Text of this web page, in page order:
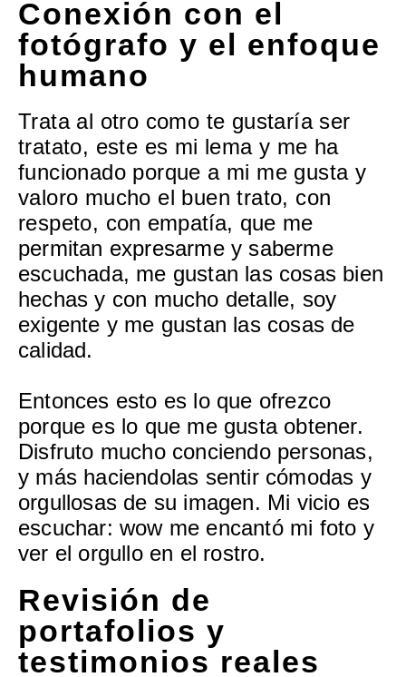
Conexión con el
fotógrafo y el enfoque
humano
Trata al otro como te gustaría ser
tratato, este es mi lema y me ha
funcionado porque a mi me gusta y
valoro mucho el buen trato, con
respeto, con empatía, que me
permitan expresarme y saberme
escuchada, me gustan las cosas bien
hechas y con mucho detalle, soy
exigente y me gustan las cosas de
calidad.
Entonces esto es lo que ofrezco
porque es lo que me gusta obtener.
Disfruto mucho conciendo personas,
y más haciendolas sentir cómodas y
orgullosas de su imagen. Mi vicio es
escuchar: wow me encantó mi foto y
ver el orgullo en el rostro.
Revisión de
portafolios y
testimonios reales